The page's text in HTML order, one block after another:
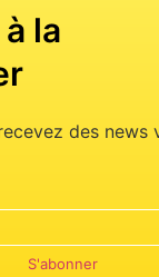
la
des news
S'abonner